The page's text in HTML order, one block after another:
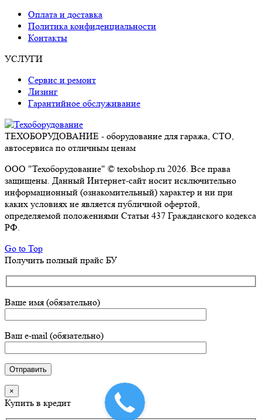
Оплата и доставка
Политика конфиденциальности
Контакты
УСЛУГИ
Сервис и ремонт
Лизинг
Гарантийное обслуживание
ТЕХОБОРУДОВАНИЕ - оборудование для гаража, СТО,
автосервиса по отличным ценам
ООО "Техоборудование" © texobshop.ru 2026. Все права
защищены. Данный Интернет-сайт носит исключительно
информационный (ознакомительный) характер и ни при
каких условиях не является публичной офертой,
определяемой положениями Статьи 437 Гражданского кодекса
РФ.
Go to Top
Получить полный прайс БУ
Ваше имя (обязательно)
Ваш e-mail (обязательно)
×
Купить в кредит